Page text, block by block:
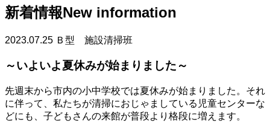
よ
い
夏
み
始
ま
り
新着情報New information
2023.07.25 Ｂ型 施設清掃班
～いよいよ夏休みが始まりました～
先週末から市内の小中学校では夏休みが始まりました。それ
に伴って、私たちが清掃におじゃましている児童センターな
どにも、子どもさんの来館が普段より格段に増えます。